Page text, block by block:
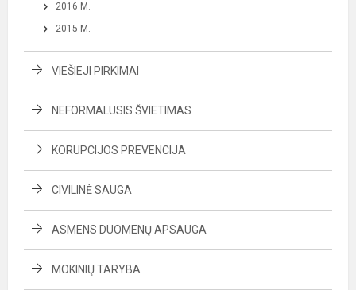
2016 M.
2015 M.
VIEŠIEJI PIRKIMAI
NEFORMALUSIS ŠVIETIMAS
KORUPCIJOS PREVENCIJA
CIVILINĖ SAUGA
ASMENS DUOMENŲ APSAUGA
MOKINIŲ TARYBA